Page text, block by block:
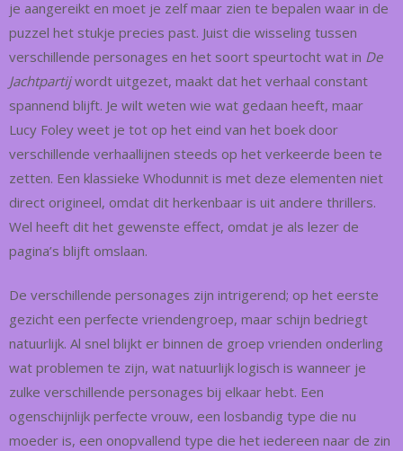
je aangereikt en moet je zelf maar zien te bepalen waar in de
puzzel het stukje precies past. Juist die wisseling tussen
verschillende personages en het soort speurtocht wat in De
Jachtpartijwordt uitgezet, maakt dat het verhaal constant
spannend blijft. Je wilt weten wie wat gedaan heeft, maar
Lucy Foley weet je tot op het eind van het boek door
verschillende verhaallijnen steeds op het verkeerde been te
zetten. Een klassieke Whodunnit is met deze elementen niet
direct origineel, omdat dit herkenbaar is uit andere thrillers.
Wel heeft dit het gewenste effect, omdat je als lezer de
pagina’s blijft omslaan.
De verschillende personages zijn intrigerend; op het eerste
gezicht een perfecte vriendengroep, maar schijn bedriegt
natuurlijk. Al snel blijkt er binnen de groep vrienden onderling
wat problemen te zijn, wat natuurlijk logisch is wanneer je
zulke verschillende personages bij elkaar hebt. Een
ogenschijnlijk perfecte vrouw, een losbandig type die nu
moeder is, een onopvallend type die het iedereen naar de zin